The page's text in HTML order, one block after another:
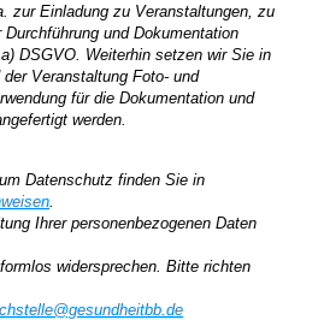
zur Einladung zu Veranstaltungen, zu
und Dokumentation
DSGVO. Weiterhin setzen wir Sie in
Veranstaltung Foto- und
für die Dokumentation und
werden.
Datenschutz finden Sie in
.
Ihrer personenbezogenen Daten
widersprechen. Bitte richten